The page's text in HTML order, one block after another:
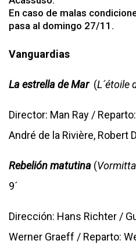
En caso de malas
pasa al domingo 27/11.
Vanguardias
La estrella de Mar (L´étoile
Director: Man Ray /
André de la Rivière, Robert
Rebelión matutina (
9´
Dirección: Hans Richter /
Werner Graeff / Reparto: